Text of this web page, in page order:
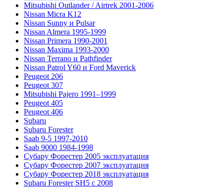
Mitsubishi Outlander / Airtrek 2001-2006
Nissan Micra K12
Nissan Sunny и Pulsar
Nissan Almera 1995-1999
Nissan Primera 1990-2001
Nissan Maxima 1993-2000
Nissan Terrano и Pathfinder
Nissan Patrol Y60 и Ford Maverick
Peugeot 206
Peugeot 307
Mitsubishi Pajero 1991–1999
Peugeot 405
Peugeot 406
Subaru
Subaru Forester
Saab 9-5 1997-2010
Saab 9000 1984-1998
Субару Форестер 2005 эксплуатация
Субару Форестер 2007 эксплуатация
Субару Форестер 2018 эксплуатация
Subaru Forester SH5 с 2008